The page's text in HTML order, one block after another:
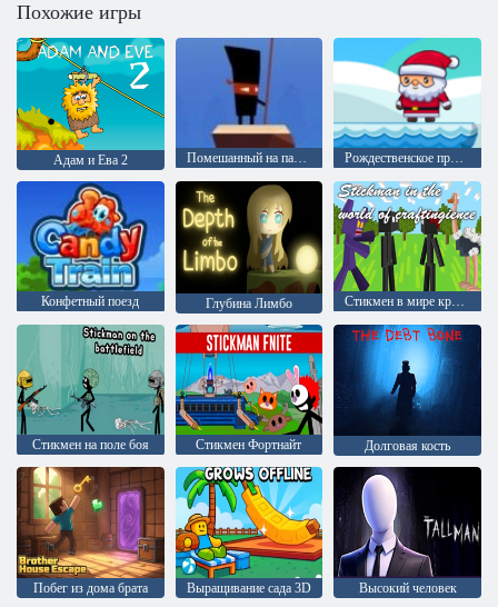
Похожие игры
Адам и Ева 2 Помешанный на палке Рождественское приключение
Конфетный поезд Глубина Лимбо Стикмен в мире крафта
Стикмен на поле боя Стикмен Фортнайт Долговая кость
Побег из дома брата Выращивание сада 3D Высокий человек